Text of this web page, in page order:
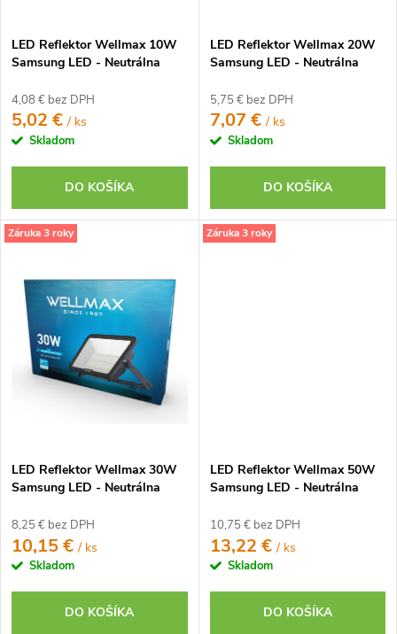
k
t
o
v
k
o
v
LED Reflektor Wellmax 10W
Samsung LED - Neutrálna
4,08 € bez DPH
5,02 €/ ks
Skladom
DO KOŠÍKA
LED Reflektor Wellmax 20W
Samsung LED - Neutrálna
5,75 € bez DPH
7,07 €/ ks
Skladom
DO KOŠÍKA
Záruka 3 roky
LED Reflektor Wellmax 30W
Samsung LED - Neutrálna
8,25 € bez DPH
10,15 €/ ks
Skladom
DO KOŠÍKA
Záruka 3 roky
LED Reflektor Wellmax 50W
Samsung LED - Neutrálna
10,75 € bez DPH
13,22 €/ ks
Skladom
DO KOŠÍKA